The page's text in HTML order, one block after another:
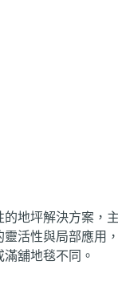
的地坪解決方案，
靈活性與局部應用
舖地毯不同。